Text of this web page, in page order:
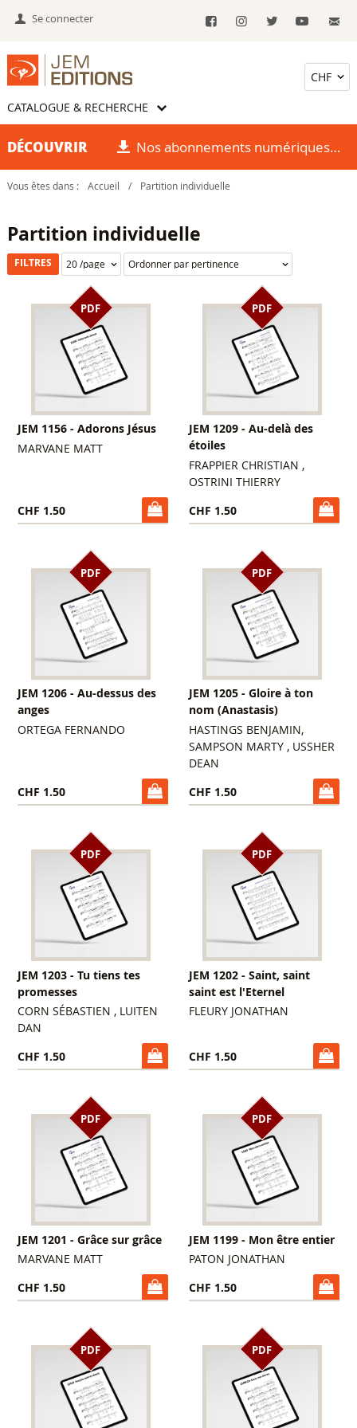
Se connecter
CATALOGUE & RECHERCHE
DÉCOUVRIR Nos abonnements numériques
Vous êtes dans : Accueil / Partition individuelle
Partition individuelle
FILTRES
PDF
JEM 1156 - Adorons Jésus
MARVANE MATT
CHF 1.50
PDF
JEM 1209 - Au-delà des
étoiles
FRAPPIER CHRISTIAN ,
OSTRINI THIERRY
CHF 1.50
PDF
JEM 1206 - Au-dessus des
anges
ORTEGA FERNANDO
CHF 1.50
PDF
JEM 1205 - Gloire à ton
nom (Anastasis)
HASTINGS BENJAMIN,
SAMPSON MARTY , USSHER
DEAN
CHF 1.50
PDF
JEM 1203 - Tu tiens tes
promesses
CORN SÉBASTIEN , LUITEN
DAN
CHF 1.50
PDF
JEM 1202 - Saint, saint
saint est l'Eternel
FLEURY JONATHAN
CHF 1.50
PDF
JEM 1201 - Grâce sur grâce
MARVANE MATT
CHF 1.50
PDF
JEM 1199 - Mon être entier
PATON JONATHAN
CHF 1.50
PDF PDF